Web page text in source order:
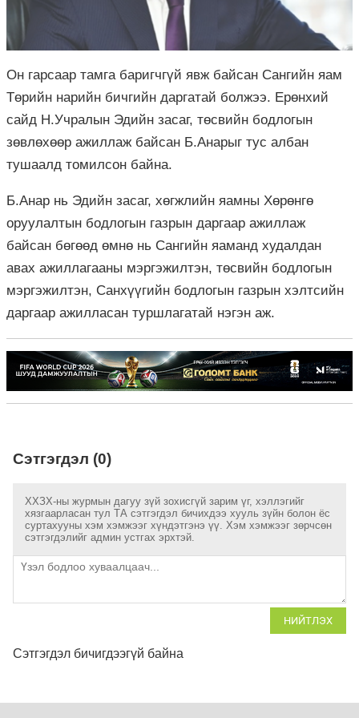
Он гарсаар тамга баригчгүй явж байсан Сангийн яам
Төрийн нарийн бичгийн даргатай болжээ. Ерөнхий
сайд Н.Учралын Эдийн засаг, төсвийн бодлогын
зөвлөхөөр ажиллаж байсан Б.Анарыг тус албан
тушаалд томилсон байна.
Б.Анар нь Эдийн засаг, хөгжлийн яамны Хөрөнгө
оруулалтын бодлогын газрын даргаар ажиллаж
байсан бөгөөд өмнө нь Сангийн яаманд худалдан
авах ажиллагааны мэргэжилтэн, төсвийн бодлогын
мэргэжилтэн, Санхүүгийн бодлогын газрын хэлтсийн
даргаар ажилласан туршлагатай нэгэн аж.
Сэтгэгдэл (0)
ХХЗХ-ны журмын дагуу зүй зохисгүй зарим үг, хэллэгийг
хязгаарласан тул ТА сэтгэгдэл бичихдээ хууль зүйн болон ёс
суртахууны хэм хэмжээг хүндэтгэнэ үү. Хэм хэмжээг зөрчсөн
сэтгэгдэлийг админ устгах эрхтэй.
НИЙТЛЭХ
Сэтгэгдэл бичигдээгүй байна